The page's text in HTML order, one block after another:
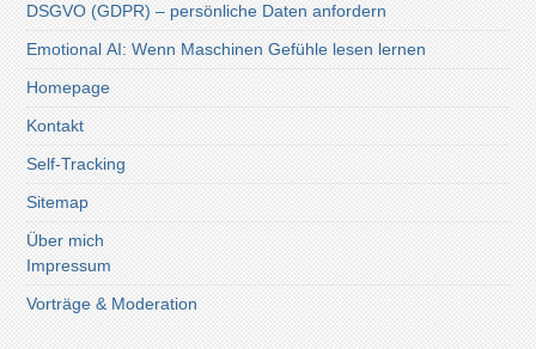
DSGVO (GDPR) – persönliche Daten anfordern
Emotional AI: Wenn Maschinen Gefühle lesen lernen
Homepage
Kontakt
Self-Tracking
Sitemap
Über mich
Impressum
Vorträge & Moderation